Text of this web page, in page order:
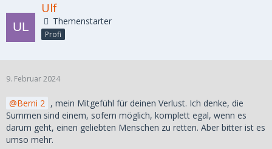
Ulf
Themenstarter
Profi
9. Februar 2024
Berni 2 , mein Mitgefühl für deinen Verlust. Ich denke, die
Summen sind einem, sofern möglich, komplett egal, wenn es
darum geht, einen geliebten Menschen zu retten. Aber bitter ist es
umso mehr.